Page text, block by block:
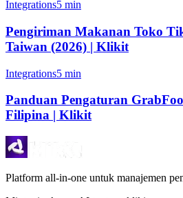
Integrations5 min
Pengiriman Makanan Toko
Taiwan (2026) | Klikit
Integrations5 min
Panduan Pengaturan
Filipina | Klikit
Platform all-in-one untuk manajemen